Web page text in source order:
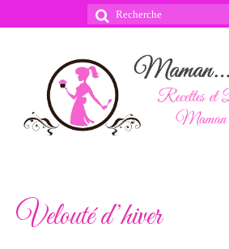
Rechercher
Velouté d’hiver